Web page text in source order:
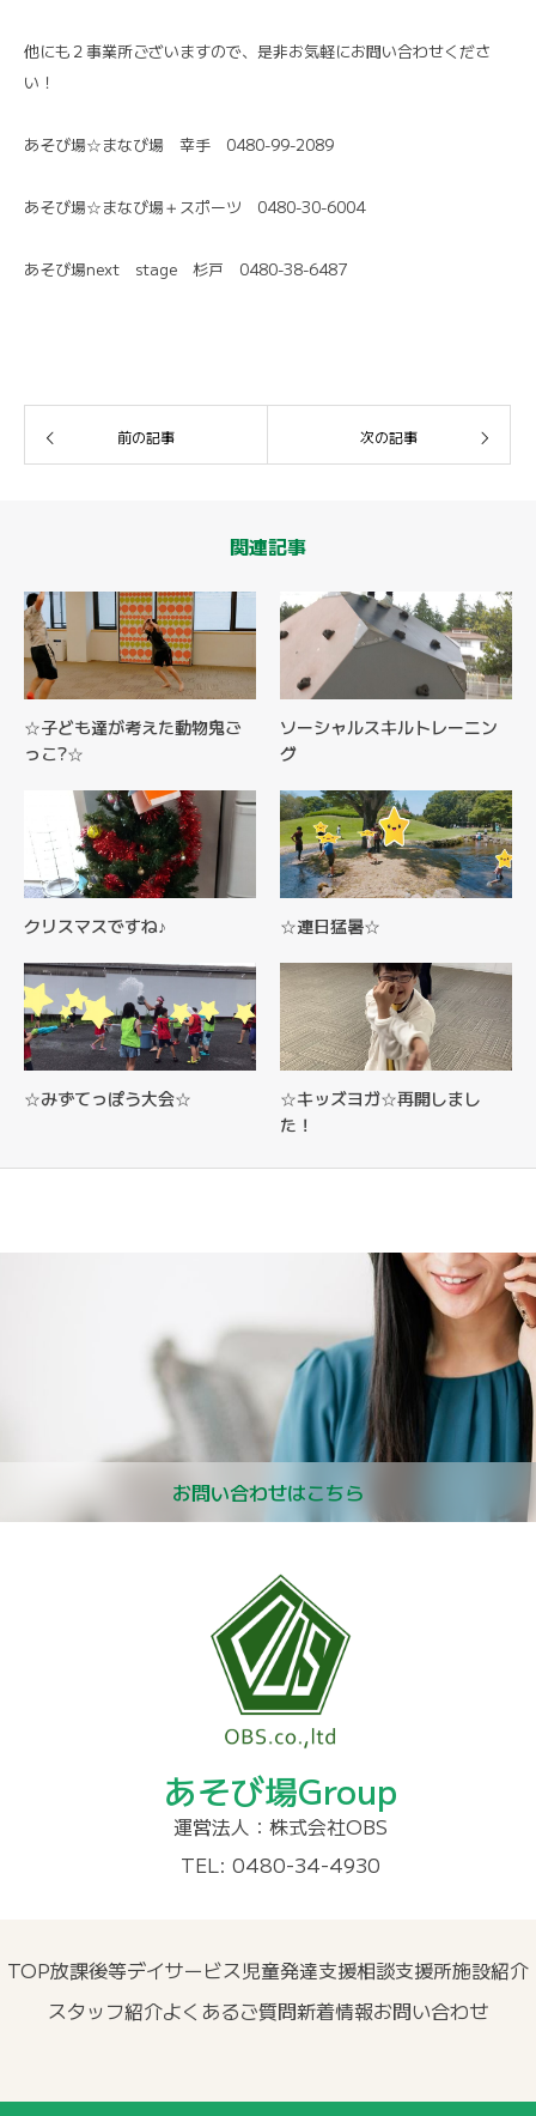
他にも２事業所ございますので、是非お気軽にお問い合わせくださ
い！
あそび場☆まなび場 幸手 0480-99-2089
あそび場☆まなび場＋スポーツ 0480-30-6004
あそび場next stage 杉戸 0480-38-6487
前の記事 次の記事
関連記事
☆子ども達が考えた動物鬼ご
っこ?☆
ソーシャルスキルトレーニン
グ
クリスマスですね♪ ☆連日猛暑☆
☆みずてっぽう大会☆
☆キッズヨガ☆再開しまし
た！
お問い合わせはこちら
あそび場Group
運営法人：株式会社OBS
TEL: 0480-34-4930
TOP放課後等デイサービス児童発達支援相談支援所施設紹介
スタッフ紹介よくあるご質問新着情報お問い合わせ